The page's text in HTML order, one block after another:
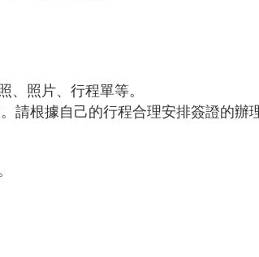
照片、行程單等。
請根據自己的行程合理安排簽證的辦